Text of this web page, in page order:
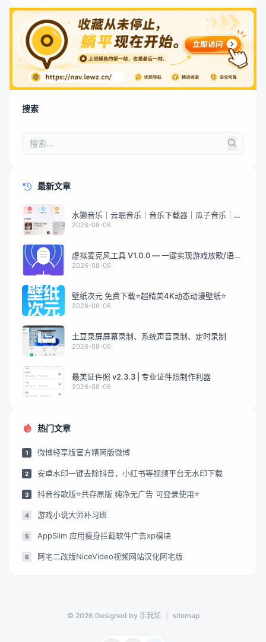
搜索
最新文章
水獭音乐｜云眠音乐｜音乐下载器｜瓜子音乐｜煎
饼云音乐
2026-08-06
虚拟麦克风工具 V1.0.0 — 一键实现游戏放歌/语音
音频分享
2026-08-06
壁纸次元 免费下载⭐超精美4K动态动漫壁纸⭐
2026-08-06
土豆录屏屏幕录制、系统声音录制、定时录制
2026-08-06
最美证件照 v2.3.3 | 专业证件照制作利器
2026-08-06
热门文章
1 微博轻享版官方精简版微博
2 安卓水印一键去除抖音，小红书等视频平台无水印下载
3 抖音谷歌版⭐共存原版 纯净无广告 可登录使用⭐
4 游戏小说大师补习班
5 AppSlim 应用瘦身拦截软件广告xp模块
6 阿宅二改版NiceVideo视频网站汉化阿宅版
© 2026 Designed by 乐我知 sitemap